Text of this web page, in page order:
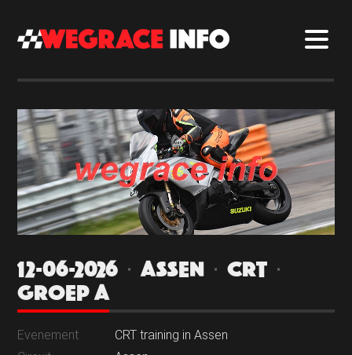
12-06-2026 | ASSEN | CRT |
GROEP A
Evenement
CRT training in Assen